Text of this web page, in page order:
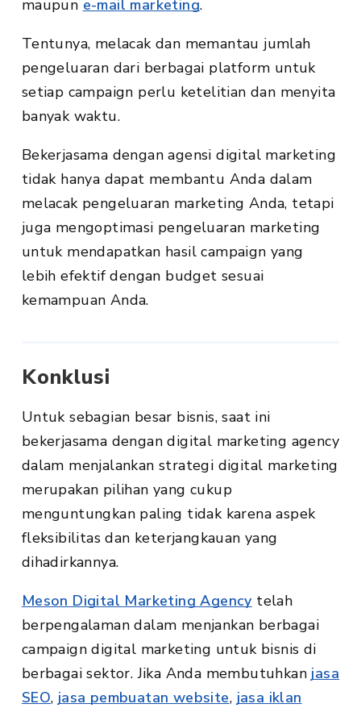
maupun e-mail marketing.
Tentunya, melacak dan memantau jumlah
pengeluaran dari berbagai platform untuk
setiap campaign perlu ketelitian dan menyita
banyak waktu.
Bekerjasama dengan agensi digital marketing
tidak hanya dapat membantu Anda dalam
melacak pengeluaran marketing Anda, tetapi
juga mengoptimasi pengeluaran marketing
untuk mendapatkan hasil campaign yang
lebih efektif dengan budget sesuai
kemampuan Anda.
Konklusi
Untuk sebagian besar bisnis, saat ini
bekerjasama dengan digital marketing agency
dalam menjalankan strategi digital marketing
merupakan pilihan yang cukup
menguntungkan paling tidak karena aspek
fleksibilitas dan keterjangkauan yang
dihadirkannya.
Meson Digital Marketing Agencytelah
berpengalaman dalam menjankan berbagai
campaign digital marketing untuk bisnis di
berbagai sektor. Jika Anda membutuhkan jasa
SEO, jasa pembuatan website, jasa iklan